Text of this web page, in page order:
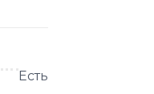
Есть